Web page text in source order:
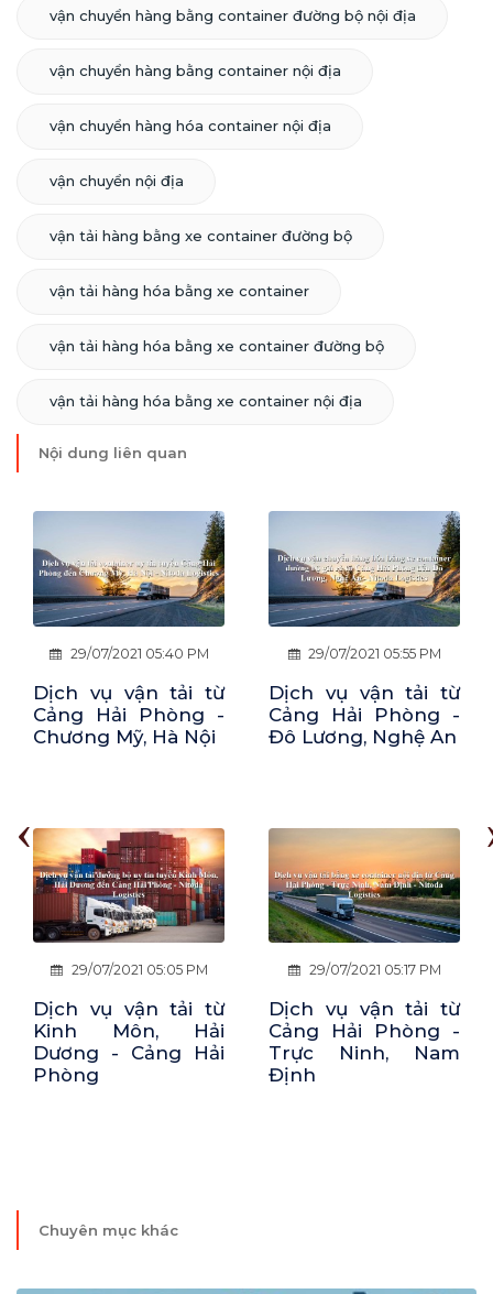
vận chuyển hàng bằng container đường bộ nội địa
vận chuyển hàng bằng container nội địa
vận chuyển hàng hóa container nội địa
vận chuyển nội địa
vận tải hàng bằng xe container đường bộ
vận tải hàng hóa bằng xe container
vận tải hàng hóa bằng xe container đường bộ
vận tải hàng hóa bằng xe container nội địa
Nội dung liên quan
29/07/2021 05:55 PM
Dịch vụ vận tải từ
Cảng Hải Phòng -
Đô Lương, Nghệ An
29/07/2021 05:17 PM
Dịch vụ vận tải từ
Cảng Hải Phòng -
Trực Ninh, Nam
Định
29/07/2021 05:06 PM
Dịch vụ vận tải từ
Hưng Hà, Thái Bình
- Cảng Hải Phòng
29/07/2021 05:31 PM
Dịch vụ vận tải từ
Cảng Hải Phòng -
Bắc Từ Liêm, Hà
Nội
‹
Chuyên mục khác